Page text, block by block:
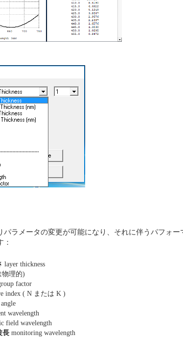
パラメータの変更が可能になり、それに伴うパフォ
layer thickness
物理的)
factor
index ( N または K )
wavelength
field wavelength
長 monitoring wavelength